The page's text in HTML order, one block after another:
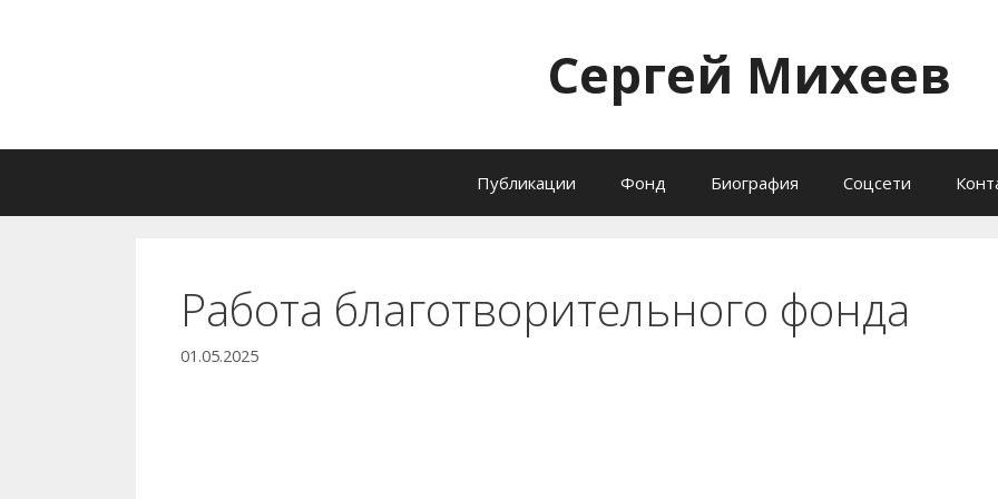
Сергей Михеев
Публикации Фонд Биография Соцсети
Работа благотворительного фонда
01.05.2025